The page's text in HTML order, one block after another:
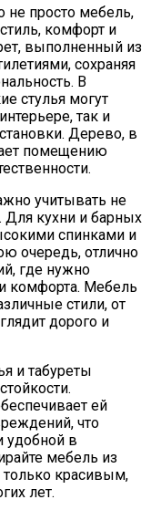
не просто мебель,
комфорт и
выполненный из
сохраняя
В
стулья могут
так и
Дерево, в
помещению
учитывать не
Для кухни и барных
спинками и
очередь, отлично
где нужно
комфорта. Мебель
стили, от
дорого и
и табуреты
ей
что
удобной в
мебель из
красивым,
лет.